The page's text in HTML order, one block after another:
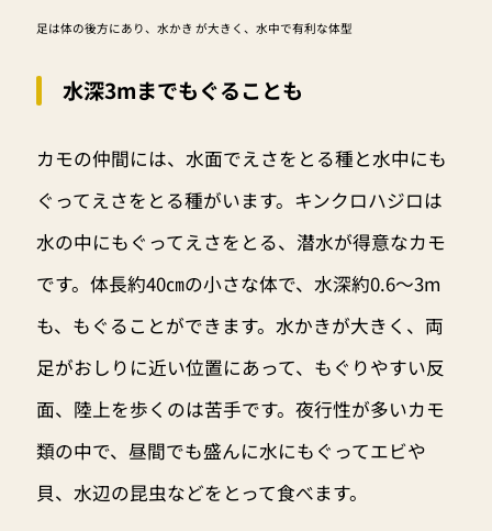
足は体の後方にあり、水かき が大きく、水中で有利な体型
水深3mまでもぐることも
カモの仲間には、水面でえさをとる種と水中にも
ぐってえさをとる種がいます。キンクロハジロは
水の中にもぐってえさをとる、潜水が得意なカモ
です。体長約40㎝の小さな体で、水深約0.6～3m
も、もぐることができます。水かきが大きく、両
足がおしりに近い位置にあって、もぐりやすい反
面、陸上を歩くのは苦手です。夜行性が多いカモ
類の中で、昼間でも盛んに水にもぐってエビや
貝、水辺の昆虫などをとって食べます。